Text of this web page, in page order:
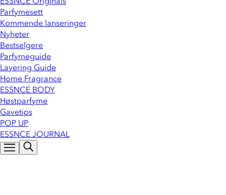
Parfymesett
Kommende lanseringer
Nyheter
Bestselgere
Parfymeguide
Layering Guide
Home Fragrance
ESSNCE BODY
Høstparfyme
Gavetips
POP UP
ESSNCE JOURNAL